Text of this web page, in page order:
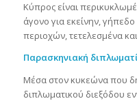
Κύπρος είναι
άγονο για εκείνην,
περιοχών, τετελεσμένα
Παρασκηνιακή
Μέσα στον κυκεώνα που
διπλωματικού διεξόδου